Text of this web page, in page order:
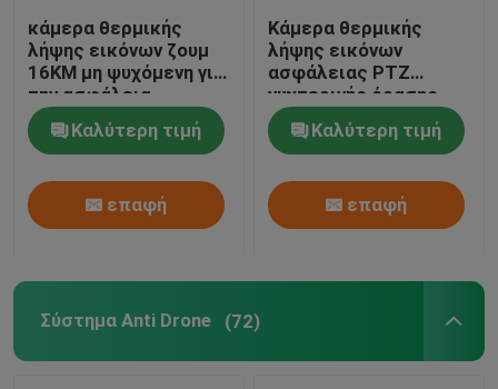
κάμερα θερμικής
λήψης εικόνων ζουμ
16KM μη ψυχόμενη για
την ασφάλεια
συνόρων
μακροχρόνιας σειράς
Καλύτερη τιμή
επαφή
Κάμερα θερμικής
λήψης εικόνων
ασφάλειας PTZ
νυχτερινής όρασης,
υπαίθρια κάμερα
μακροχρόνιας σειράς
Καλύτερη τιμή
επαφή
Σύστημα Anti Drone (72)